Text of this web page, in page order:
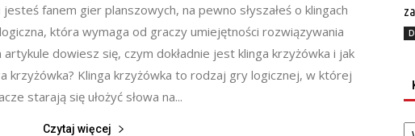
fanem gier planszowych, na pewno słyszałeś o klingach
która wymaga od graczy umiejętności rozwiązywania
dowiesz się, czym dokładnie jest klinga krzyżówka i jak
krzyżówka? Klinga krzyżówka to rodzaj gry logicznej, w której
starają się ułożyć słowa na...
Czytaj więcej